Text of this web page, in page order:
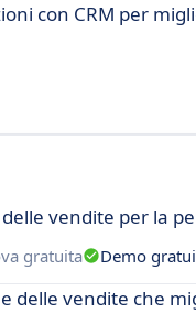
con CRM per
vendite per la
gratuita Demo
delle vendite che